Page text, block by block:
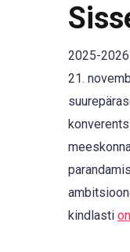
2025-
21.
kindlasti